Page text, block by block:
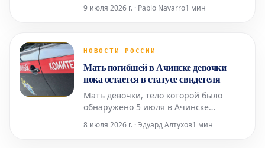
района Москвы, на протяжении 30 лет
Отечественной войны. В его
около пяти тысяч различных
артефактов: конв
9 июля 2026 г. · Pablo Navarro1 мин
НОВОСТИ РОССИИ
Мать погибшей в Ачинске девочки
пока остается в статусе свидетеля
Мать девочки, тело которой было
обнаружено 5 июля в Ачинске
исчезновения, на данный момент
8 июля 2026 г. · Эдуард Алтухов1 мин